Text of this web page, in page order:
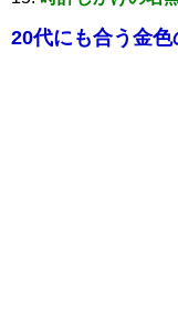
20代にも合う金色